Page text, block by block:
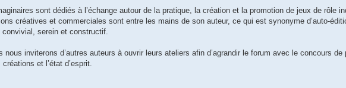
sont dédiés à l’échange autour de la pratique, la création et la promotion de jeux de rôle
créatives et commerciales sont entre les mains de son auteur, ce qui est synonyme d’auto-
convivial, serein et constructif.
nous inviterons d’autres auteurs à ouvrir leurs ateliers afin d’agrandir le forum avec le concours
et l’état d’esprit.